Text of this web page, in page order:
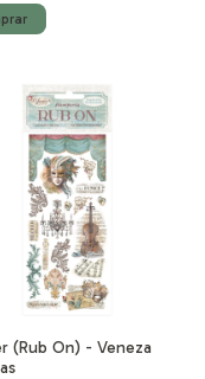
(Rub On) - Veneza